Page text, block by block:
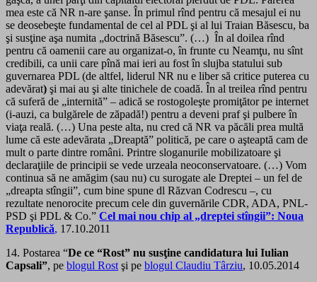
mea este că NR n-are şanse. În primul rînd pentru că mesajul ei nu
se deosebeşte fundamental de cel al PDL şi al lui Traian Băsescu, ba
şi susţine aşa numita „doctrină Băsescu”. (…) În al doilea rînd
pentru că oamenii care au organizat-o, în frunte cu Neamţu, nu sînt
credibili, ca unii care pînă mai ieri au fost în slujba statului sub
guvernarea PDL (de altfel, liderul NR nu e liber să critice puterea cu
adevărat) şi mai au şi alte tinichele de coadă. În al treilea rînd pentru
că suferă de „internită” – adică se rostogoleşte promiţător pe internet
(i-auzi, ca bulgărele de zăpadă!) pentru a deveni praf şi pulbere în
viaţa reală. (…) Una peste alta, nu cred că NR va păcăli prea multă
lume că este adevărata „Dreaptă” politică, pe care o aşteaptă cam de
mult o parte dintre români. Printre sloganurile mobilizatoare şi
declaraţiile de principii se vede urzeala neoconservatoare. (…) Vom
continua să ne amăgim (sau nu) cu surogate ale Dreptei – un fel de
„dreapta stîngii”, cum bine spune dl Răzvan Codrescu –, cu
rezultate nenorocite precum cele din guvernările CDR, ADA, PNL-
PSD şi PDL & Co.” Cel mai nou chip al „dreptei stîngii”: Noua
Republică, 17.10.2011
14. Postarea “De ce “Rost” nu susţine candidatura lui Iulian
Capsali”, pe blogul Rost şi pe blogul Claudiu Târziu, 10.05.2014